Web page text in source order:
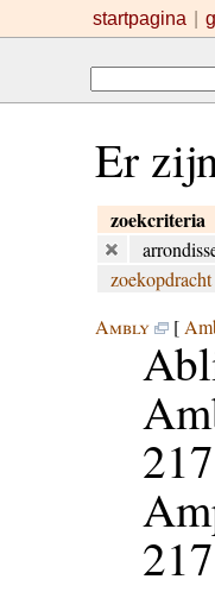
startpagina
Er
zoekcriteria
Ambly
[